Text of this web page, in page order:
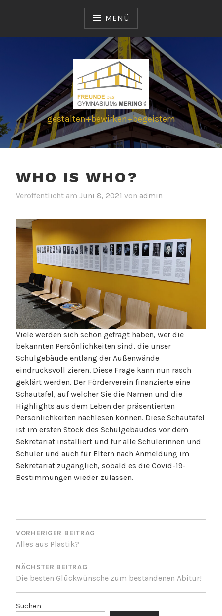
MENÜ
gestalten+bewirken+begeistern
WHO IS WHO?
Veröffentlicht am Juni 8, 2021 von admin
Viele werden sich schon gefragt haben, wer die
bekannten Persönlichkeiten sind, die unser
Schulgebäude entlang der Außenwände
eindrucksvoll zieren. Diese Frage kann nun rasch
geklärt werden. Der Förderverein finanzierte eine
Schautafel, auf welcher Sie die Namen und die
Highlights aus dem Leben der präsentierten
Persönlichkeiten nachlesen können. Diese Schautafel
ist im ersten Stock des Schulgebäudes vor dem
Sekretariat installiert und für alle Schülerinnen und
Schüler und auch für Eltern nach Anmeldung im
Sekretariat zugänglich, sobald es die Covid-19-
Bestimmungen wieder zulassen.
BEITRAGSNAVIGATION
VORHERIGER BEITRAG
Alles aus Plastik?
NÄCHSTER BEITRAG
Die besten Glückwünsche zum bestandenen Abitur!
Suchen